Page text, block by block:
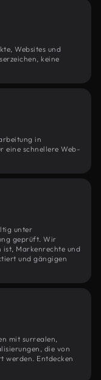
Websites und
keine
in
eine schnellere Web-
unter
geprüft. Wir
ist, Markenrechte und
und gängigen
mit surrealen,
die von
werden. Entdecken